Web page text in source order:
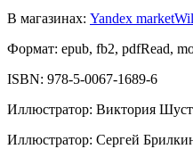
В магазинах: Yandex market
Формат: epub, fb2, pdfRead,
ISBN: 978-5-0067-1689-6
Иллюстратор: Виктория
Иллюстратор: Сергей